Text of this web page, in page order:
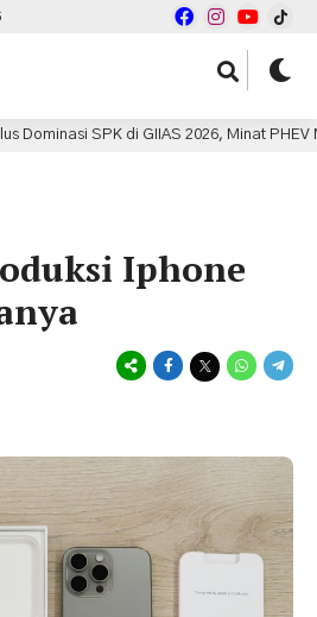
SPK di GIIAS 2026, Minat PHEV Mulai
Iphone